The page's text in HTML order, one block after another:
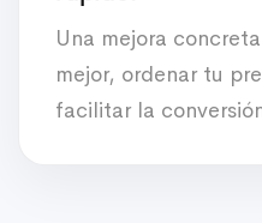
Una mejora
mejor, ordenar tu
facilitar la